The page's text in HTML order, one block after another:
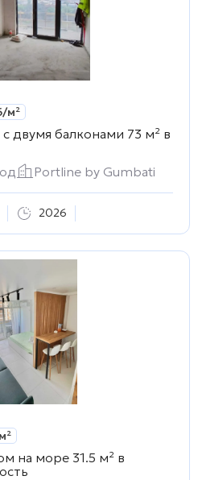
/м²
двумя балконами 73 м² в
Portline by Gumbati
2026
на море 31.5 м² в